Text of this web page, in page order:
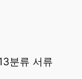
분류 서류